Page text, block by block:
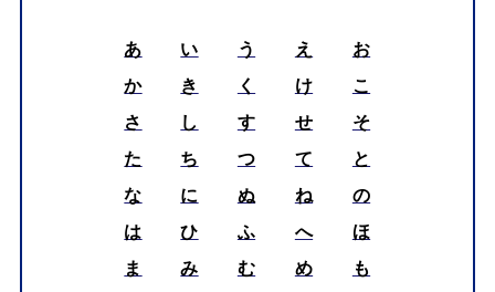
あ い う え
お
か
き く け
こ
さ
し す せ
そ
た
ち つ て
と
な
に ぬ ね
の
は
ひ ふ へ
ほ
ま
み む め
も